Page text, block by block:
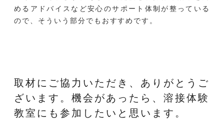
めるアドバイスなど安心のサポート体制が整っている
ので、そういう部分でもおすすめです。
取材にご協力いただき、ありがとうご
ざいます。 機会があったら、溶接体験
教室にも参加したいと思います。